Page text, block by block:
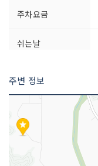
주차요금
쉬는날
주변 정보